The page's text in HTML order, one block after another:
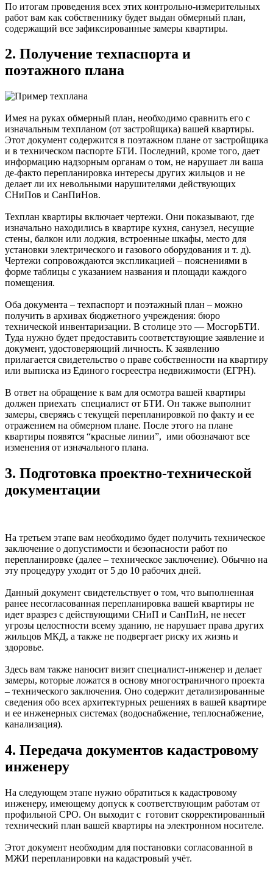
По итогам проведения всех этих контрольно-измерительных
работ вам как собственнику будет выдан обмерный план,
содержащий все зафиксированные замеры квартиры.
2. Получение техпаспорта и
поэтажного плана
Имея на руках обмерный план, необходимо сравнить его с
изначальным техпланом (от застройщика) вашей квартиры.
Этот документ содержится в поэтажном плане от застройщика
и в техническом паспорте БТИ. Последний, кроме того, дает
информацию надзорным органам о том, не нарушает ли ваша
де-факто перепланировка интересы других жильцов и не
делает ли их невольными нарушителями действующих
СНиПов и СанПиНов.
Техплан квартиры включает чертежи. Они показывают, где
изначально находились в квартире кухня, санузел, несущие
стены, балкон или лоджия, встроенные шкафы, место для
установки электрического и газового оборудования и т. д).
Чертежи сопровождаются экспликацией – пояснениями в
форме таблицы с указанием названия и площади каждого
помещения.
Оба документа – техпаспорт и поэтажный план – можно
получить в архивах бюджетного учреждения: бюро
технической инвентаризации. В столице это — МосгорБТИ.
Туда нужно будет предоставить соответствующие заявление и
документ, удостоверяющий личность. К заявлению
прилагается свидетельство о праве собственности на квартиру
или выписка из Единого госреестра недвижимости (ЕГРН).
В ответ на обращение к вам для осмотра вашей квартиры
должен приехать специалист от БТИ. Он также выполнит
замеры, сверяясь с текущей перепланировкой по факту и ее
отражением на обмерном плане. После этого на плане
квартиры появятся “красные линии”, ими обозначают все
изменения от изначального плана.
3. Подготовка проектно-технической
документации
На третьем этапе вам необходимо будет получить техническое
заключение о допустимости и безопасности работ по
перепланировке (далее – техническое заключение). Обычно на
эту процедуру уходит от 5 до 10 рабочих дней.
Данный документ свидетельствует о том, что выполненная
ранее несогласованная перепланировка вашей квартиры не
идет вразрез с действующими СНиП и СанПиН, не несет
угрозы целостности всему зданию, не нарушает права других
жильцов МКД, а также не подвергает риску их жизнь и
здоровье.
Здесь вам также наносит визит специалист-инженер и делает
замеры, которые ложатся в основу многостраничного проекта
– технического заключения. Оно содержит детализированные
сведения обо всех архитектурных решениях в вашей квартире
и ее инженерных системах (водоснабжение, теплоснабжение,
канализация).
4. Передача документов кадастровому
инженеру
На следующем этапе нужно обратиться к кадастровому
инженеру, имеющему допуск к соответствующим работам от
профильной СРО. Он выходит с готовит скорректированный
технический план вашей квартиры на электронном носителе.
Этот документ необходим для постановки согласованной в
МЖИ перепланировки на кадастровый учёт.